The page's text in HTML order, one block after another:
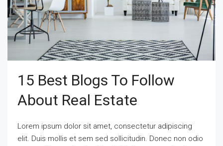
15 Best Blogs To Follow
About Real Estate
Lorem ipsum dolor sit amet, consectetur adipiscing
elit. Duis mollis et sem sed sollicitudin. Donec non odio